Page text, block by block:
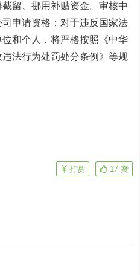
留、挪用补贴资金。审核中
申请资格；对于违反国家法
和个人，将严格按照《中华
法行为处罚处分条例》等规
17 赞
打赏